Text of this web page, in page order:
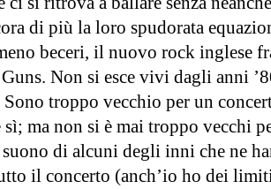
di più la loro spudorata
beceri, il nuovo rock inglese
Non si esce vivi dagli anni
Sono troppo vecchio per un
ma non si è mai troppo vecchi
suono di alcuni degli inni che ne
il concerto (anch’io ho dei